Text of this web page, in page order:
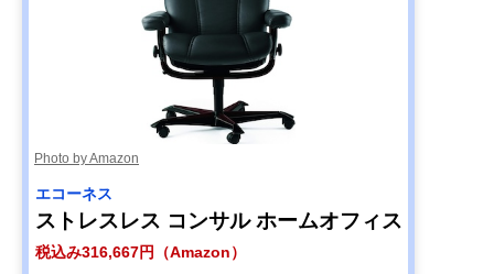
Photo by Amazon
エコーネス
ストレスレス コンサル ホームオフィス
税込み316,667円（Amazon）